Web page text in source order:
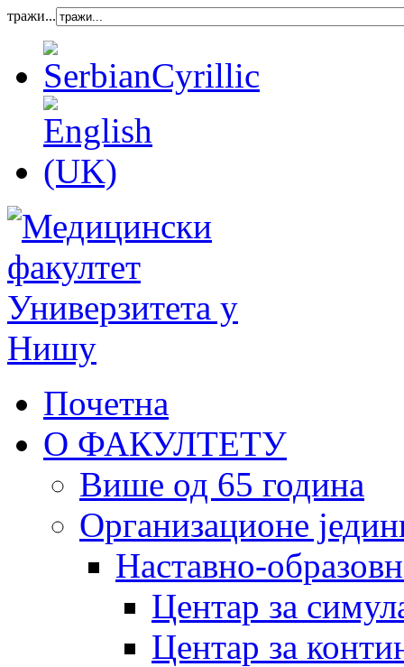
тражи...
Почетна
О ФАКУЛТЕТУ
Више од 65 година
Организационе
Наставно-
Центар за
Центар за